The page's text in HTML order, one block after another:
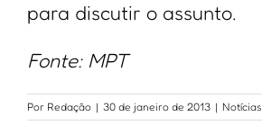
para discutir o assunto.
Fonte: MPT
Por Redação | 30 de janeiro de 2013 | Notícias